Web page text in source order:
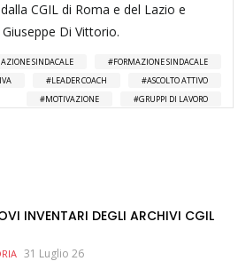
CGIL di Roma e del Lazio e
Di Vittorio.
SINDACALE
FORMAZIONE SINDACALE
LEADER COACH
ASCOLTO ATTIVO
MOTIVAZIONE
GRUPPI DI LAVORO
INVENTARI DEGLI ARCHIVI CGIL
31 Luglio 26